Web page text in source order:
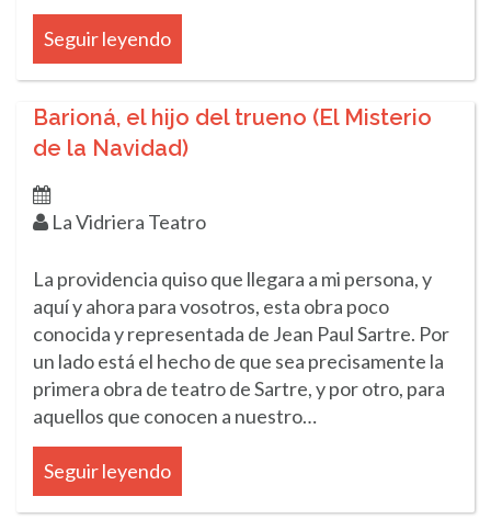
Seguir leyendo
Barioná, el hijo del trueno (El Misterio
de la Navidad)
La Vidriera Teatro
La providencia quiso que llegara a mi persona, y
aquí y ahora para vosotros, esta obra poco
conocida y representada de Jean Paul Sartre. Por
un lado está el hecho de que sea precisamente la
primera obra de teatro de Sartre, y por otro, para
aquellos que conocen a nuestro…
Seguir leyendo